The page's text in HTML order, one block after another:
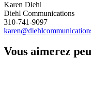
Karen Diehl
Diehl Communications
310-741-9097
Vous aimerez